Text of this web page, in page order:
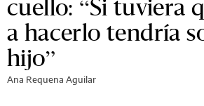
cuello: “Si tuviera
a hacerlo tendría
hijo”
Ana Requena Aguilar